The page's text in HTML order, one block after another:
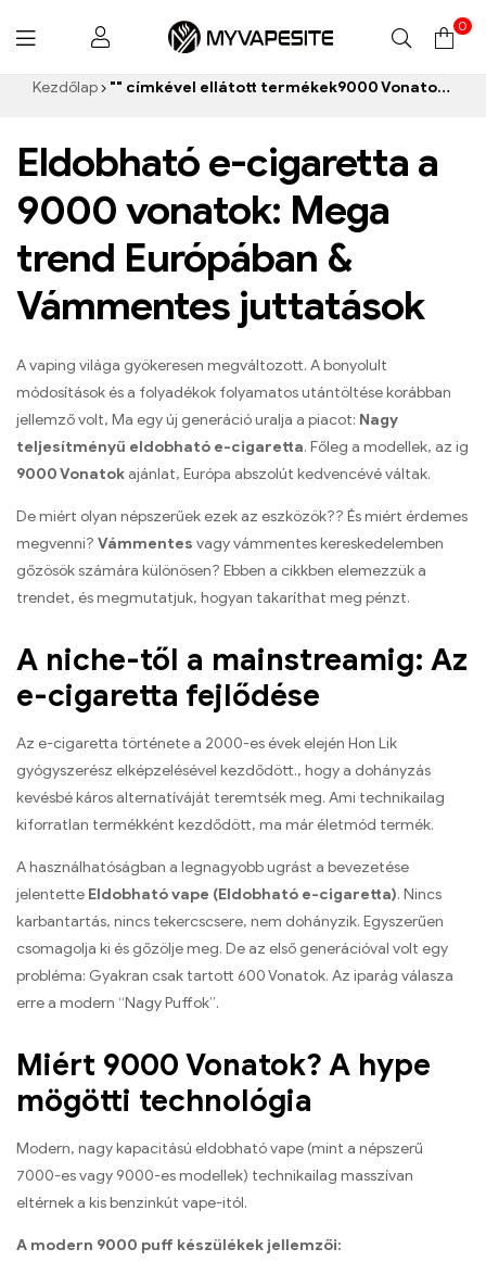
Myvapesite.de
0
Kezdőlap "" címkével ellátott termékek9000 Vonatok e-cigaretta”
Eldobható e-cigaretta a
9000 vonatok: Mega
trend Európában &
Vámmentes juttatások
A vaping világa gyökeresen megváltozott. A bonyolult
módosítások és a folyadékok folyamatos utántöltése korábban
jellemző volt, Ma egy új generáció uralja a piacot: Nagy
teljesítményű eldobható e-cigaretta. Főleg a modellek, az ig
9000 Vonatok ajánlat, Európa abszolút kedvencévé váltak.
De miért olyan népszerűek ezek az eszközök?? És miért érdemes
megvenni? Vámmentes vagy vámmentes kereskedelemben
gőzösök számára különösen? Ebben a cikkben elemezzük a
trendet, és megmutatjuk, hogyan takaríthat meg pénzt.
A niche-től a mainstreamig: Az
e-cigaretta fejlődése
Az e-cigaretta története a 2000-es évek elején Hon Lik
gyógyszerész elképzelésével kezdődött., hogy a dohányzás
kevésbé káros alternatíváját teremtsék meg. Ami technikailag
kiforratlan termékként kezdődött, ma már életmód termék.
A használhatóságban a legnagyobb ugrást a bevezetése
jelentette Eldobható vape (Eldobható e-cigaretta). Nincs
karbantartás, nincs tekercscsere, nem dohányzik. Egyszerűen
csomagolja ki és gőzölje meg. De az első generációval volt egy
probléma: Gyakran csak tartott 600 Vonatok. Az iparág válasza
erre a modern “Nagy Puffok”.
Miért 9000 Vonatok? A hype
mögötti technológia
Modern, nagy kapacitású eldobható vape (mint a népszerű
7000-es vagy 9000-es modellek) technikailag masszívan
eltérnek a kis benzinkút vape-itól.
A modern 9000 puff készülékek jellemzői: